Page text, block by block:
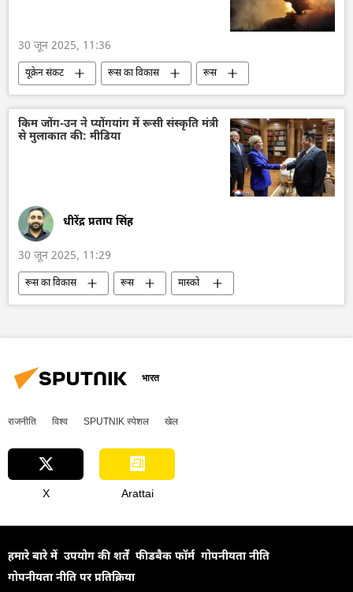
30 जून 2025, 11:36
यूक्रेन संकट रूस का विकास
रूस
यूक्रेन
यूक्रेन सशस्त्र बल
विशेष सैन्य अभियान
राष्ट्रीय सुरक्षा
किम जोंग-उन ने प्योंगयांग में रूसी संस्कृति मंत्री
से मुलाकात की: मीडिया
धीरेंद्र प्रताप सिंह
30 जून 2025, 11:29
रूस का विकास रूस
मास्को
उत्तर कोरिया
सोवियत संघ
द्विपक्षीय रिश्ते
भारत
राजनीति विश्व SPUTNIK स्पेशल खेल
X Arattai
हमारे बारे में उपयोग की शर्तें फीडबैक फॉर्म गोपनीयता नीति
गोपनीयता नीति पर प्रतिक्रिया